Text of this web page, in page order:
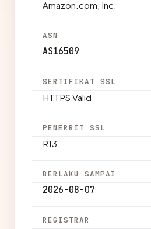
Amazon.com, Inc.
ASN
AS16509
SERTIFIKAT SSL
HTTPS Valid
PENERBIT SSL
R13
BERLAKU SAMPAI
2026-08-07
REGISTRAR